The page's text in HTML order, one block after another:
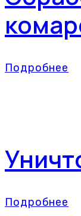
Подробнее
Подробнее